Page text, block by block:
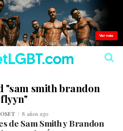
"sam smith brandon
flyyn"
8 años ago
de Sam Smith y Brandon